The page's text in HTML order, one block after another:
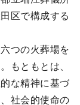
区で構成する
つの火葬場を
もともとは、
な精神に基づ
社会的使命の